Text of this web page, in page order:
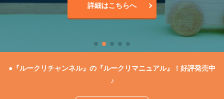
詳細はこちらへ
●『ルークリチャンネル』の『ルークリマニュアル』！好評発売中
♪